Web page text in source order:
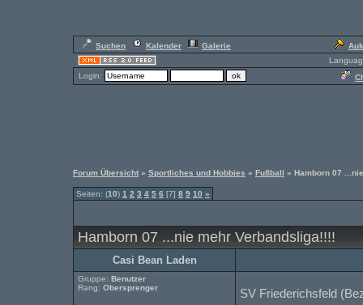
Suchen Kalender Galerie
Login:
Forum Übersicht » Sportliches und Hobbies » Fußball » Hamborn 07
Seiten: (10) 1 2 3 4 5 6 [7] 8 9 10 »
Hamborn 07 ...nie mehr Verbandsliga!!!!
Casi Bean Laden
Gruppe: Benutzer
Rang: Obersprenger SV Friederichsfeld